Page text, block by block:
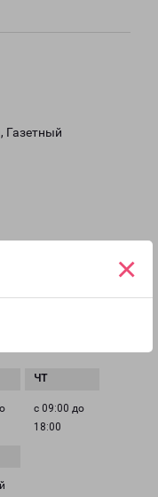
×
Газетный
с 09:00 до
18:00